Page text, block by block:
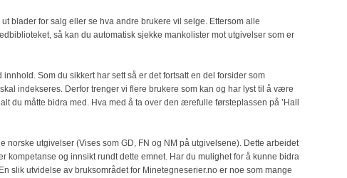
blader for salg eller se hva andre brukere vil selge. Ettersom alle
så kan du automatisk sjekke mankolister mot utgivelser som er
Som du sikkert har sett så er det fortsatt en del forsider som
indekseres. Derfor trenger vi flere brukere som kan og har lyst til å være
du måtte bidra med. Hva med å ta over den ærefulle førsteplassen på ’Hall
norske utgivelser (Vises som GD, FN og NM på utgivelsene). Dette arbeidet
kompetanse og innsikt rundt dette emnet. Har du mulighet for å kunne bidra
slik utvidelse av bruksområdet for Minetegneserier.no er noe som mange